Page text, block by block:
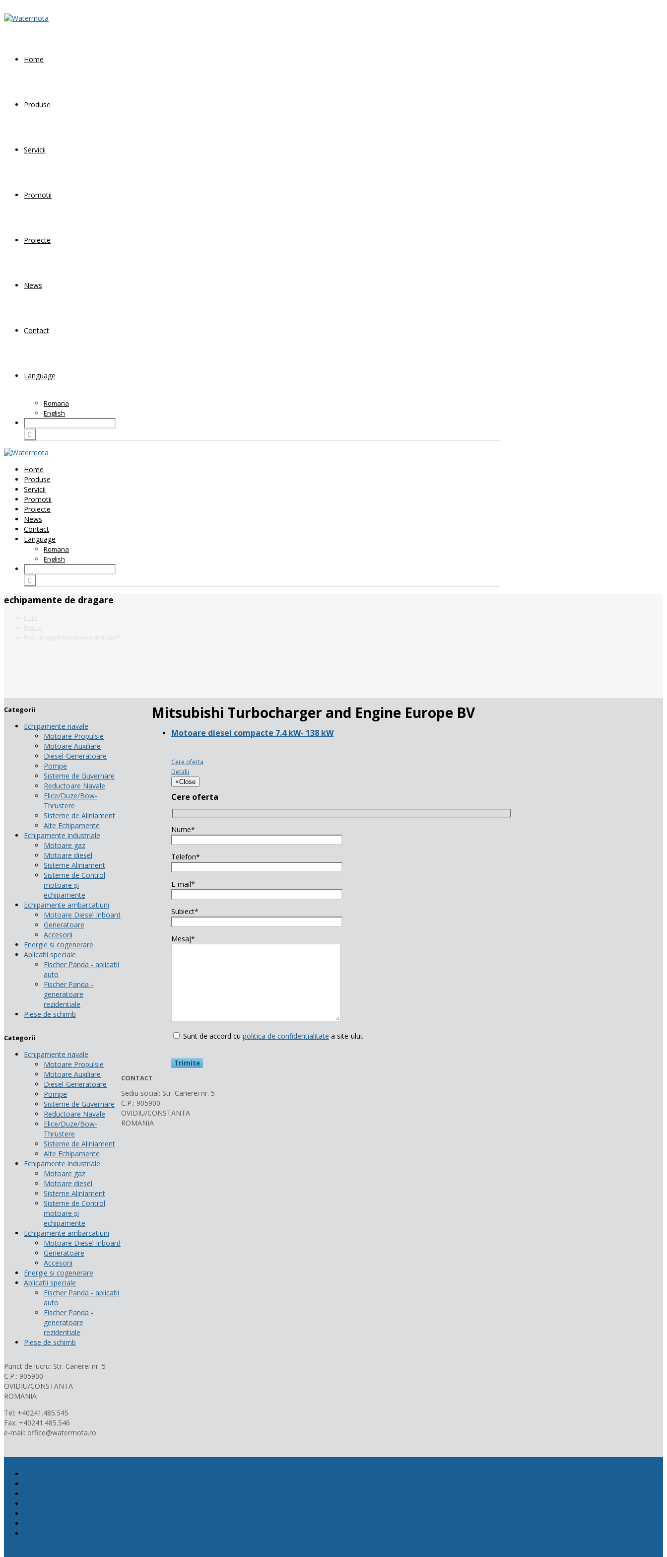
Home
Produse
Servicii
Promotii
Proiecte
News
Contact
Language
Romana
English
Home
Produse
Servicii
Promotii
Proiecte
News
Contact
Language
Romana
English
echipamente de dragare
Home
Products tagged “echipamente de dragare”
Categorii
Echipamente navale
Motoare Propulsie
Motoare Auxiliare
Diesel-Generatoare
Pompe
Sisteme de Guvernare
Reductoare Navale
Elice/Duze/Bow-
Thrustere
Sisteme de Aliniament
Alte Echipamente
Echipamente industriale
Motoare gaz
Motoare diesel
Sisteme Aliniament
Sisteme de Control
motoare și
echipamente
Echipamente ambarcatiuni
Motoare Diesel Inboard
Generatoare
Accesorii
Energie si cogenerare
Aplicatii speciale
Fischer Panda - aplicatii
auto
Fischer Panda -
generatoare
rezidentiale
Piese de schimb
Mitsubishi Turbocharger and Engine Europe BV
Motoare diesel compacte 7.4 kW- 138 kW
Cere oferta
Detalii
×Close
Cere oferta
Nume*
Telefon*
E-mail*
Subiect*
Mesaj*
Sunt de accord cu politica de confidentialitate a site-ului.
Categorii
Echipamente navale
Motoare Propulsie
Motoare Auxiliare
Diesel-Generatoare
Pompe
Sisteme de Guvernare
Reductoare Navale
Elice/Duze/Bow-
Thrustere
Sisteme de Aliniament
Alte Echipamente
Echipamente industriale
Motoare gaz
Motoare diesel
Sisteme Aliniament
Sisteme de Control
motoare și
echipamente
Echipamente ambarcatiuni
Motoare Diesel Inboard
Generatoare
Accesorii
Energie si cogenerare
Aplicatii speciale
Fischer Panda - aplicatii
auto
Fischer Panda -
generatoare
rezidentiale
Piese de schimb
CONTACT
Sediu social: Str. Carierei nr. 5
C.P.: 905900
OVIDIU/CONSTANTA
ROMANIA
Punct de lucru: Str. Carierei nr. 5
C.P.: 905900
OVIDIU/CONSTANTA
ROMANIA
Tel: +40241.485.545
Fax: +40241.485.546
e-mail: office@watermota.ro